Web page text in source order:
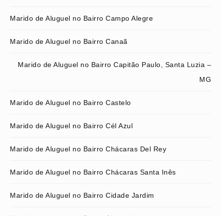
Marido de Aluguel no Bairro Campo Alegre
Marido de Aluguel no Bairro Canaã
Marido de Aluguel no Bairro Capitão Paulo, Santa Luzia –
MG
Marido de Aluguel no Bairro Castelo
Marido de Aluguel no Bairro Cél Azul
Marido de Aluguel no Bairro Chácaras Del Rey
Marido de Aluguel no Bairro Chácaras Santa Inês
Marido de Aluguel no Bairro Cidade Jardim